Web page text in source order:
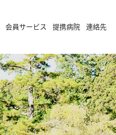
会員サービス 提携病院 連絡先